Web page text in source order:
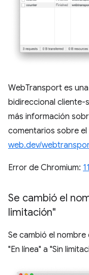
WebTransport es
bidireccional cliente-
más información
comentarios sobre
web.dev/
Error de Chromium:
Se cambió el
limitación"
Se cambió el
"En línea" a "Sin